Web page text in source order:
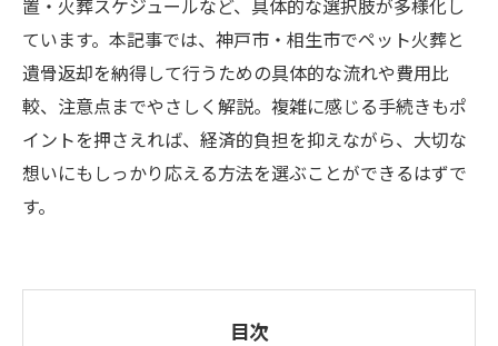
置・火葬スケジュールなど、具体的な選択肢が多様化し
ています。本記事では、神戸市・相生市でペット火葬と
遺骨返却を納得して行うための具体的な流れや費用比
較、注意点までやさしく解説。複雑に感じる手続きもポ
イントを押さえれば、経済的負担を抑えながら、大切な
想いにもしっかり応える方法を選ぶことができるはずで
す。
目次